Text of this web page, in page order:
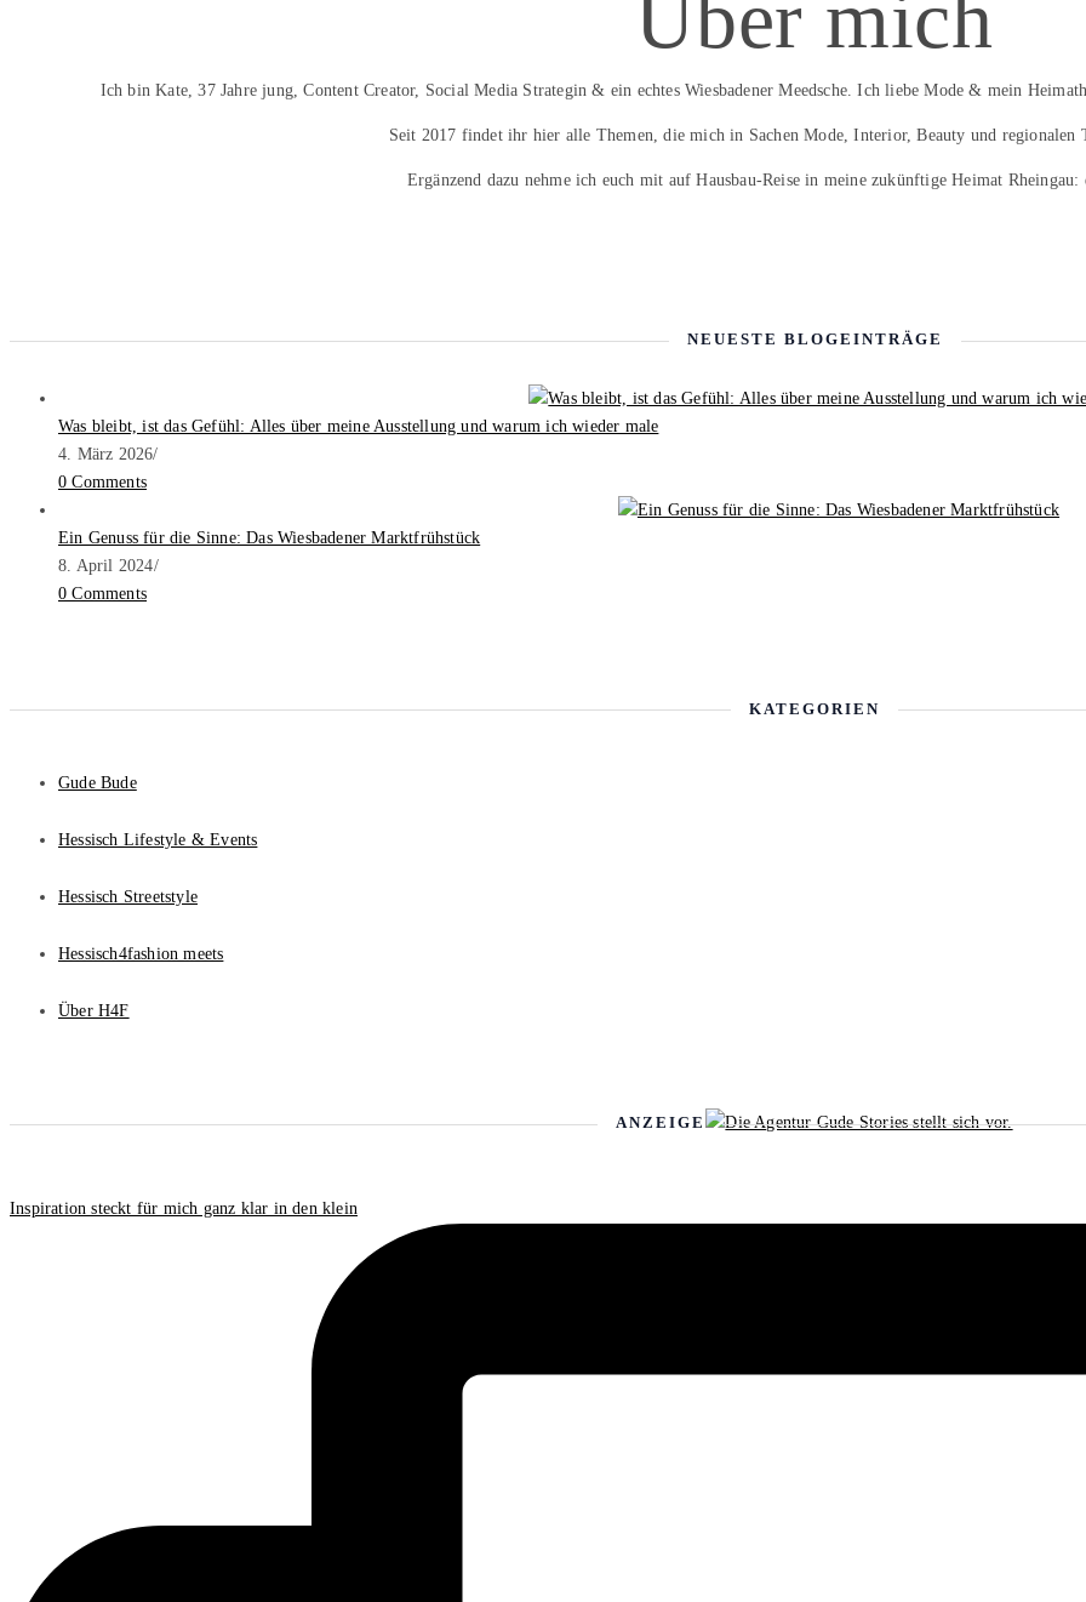
Über mich
Ich bin Kate, 37 Jahre jung, Content Creator, Social Media Strategin & ein echtes Wiesbadener Meedsche. Ich liebe Mode & mein
Seit 2017 findet ihr hier alle Themen, die mich in Sachen Mode, Interior, Beauty und regionalen
Ergänzend dazu nehme ich euch mit auf Hausbau-Reise in meine zukünftige Heimat
NEUESTE BLOGEINTRÄGE
Was bleibt, ist das Gefühl: Alles über meine Ausstellung und warum ich wieder male
4. März 2026/
0 Comments
Ein Genuss für die Sinne: Das Wiesbadener Marktfrühstück
8. April 2024/
0 Comments
KATEGORIEN
Gude Bude
Hessisch Lifestyle & Events
Hessisch Streetstyle
Hessisch4fashion meets
Über H4F
ANZEIGE
Inspiration steckt für mich ganz klar in den klein